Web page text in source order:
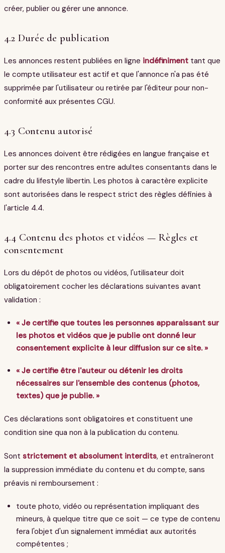
créer, publier ou gérer une annonce.
4.2 Durée de publication
Les annonces restent publiées en ligne indéfiniment tant que
le compte utilisateur est actif et que l'annonce n'a pas été
supprimée par l'utilisateur ou retirée par l'éditeur pour non-
conformité aux présentes CGU.
4.3 Contenu autorisé
Les annonces doivent être rédigées en langue française et
porter sur des rencontres entre adultes consentants dans le
cadre du lifestyle libertin. Les photos à caractère explicite
sont autorisées dans le respect strict des règles définies à
l'article 4.4.
4.4 Contenu des photos et vidéos — Règles et
consentement
Lors du dépôt de photos ou vidéos, l'utilisateur doit
obligatoirement cocher les déclarations suivantes avant
validation :
« Je certifie que toutes les personnes apparaissant sur
les photos et vidéos que je publie ont donné leur
consentement explicite à leur diffusion sur ce site. »
« Je certifie être l'auteur ou détenir les droits
nécessaires sur l'ensemble des contenus (photos,
textes) que je publie. »
Ces déclarations sont obligatoires et constituent une
condition sine qua non à la publication du contenu.
Sont strictement et absolument interdits, et entraîneront
la suppression immédiate du contenu et du compte, sans
préavis ni remboursement :
toute photo, vidéo ou représentation impliquant des
mineurs, à quelque titre que ce soit — ce type de contenu
fera l'objet d'un signalement immédiat aux autorités
compétentes ;